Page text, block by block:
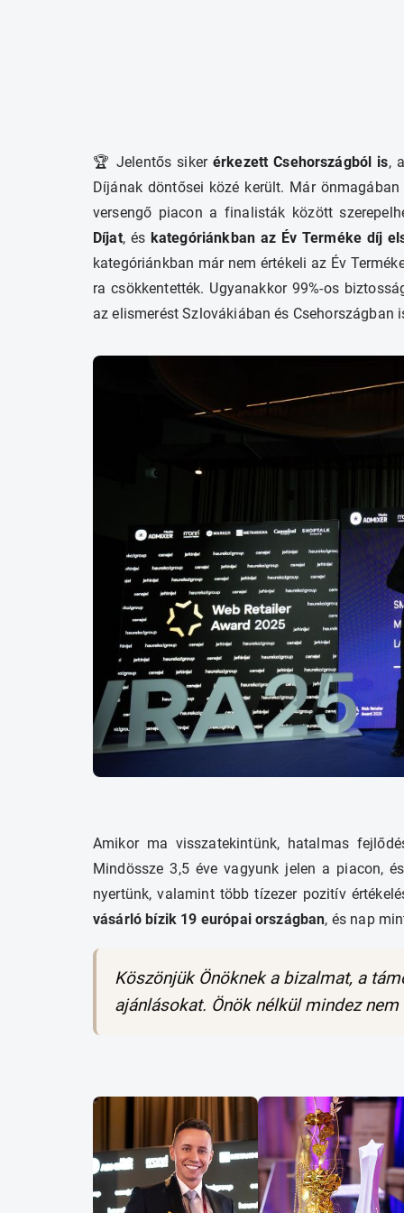
🏆 Jelentős siker érkezett Csehországból is,
Díjának döntősei közé került. Már
versengő piacon a finalisták között
Díjat, és kategóriánkban az Év Terméke díj
kategóriánkban már nem értékeli az Év
ra csökkentették. Ugyanakkor 99%-os
az elismerést Szlovákiában és Csehországban
Amikor ma visszatekintünk, hatalmas
Mindössze 3,5 éve vagyunk jelen a piacon,
nyertünk, valamint több tízezer pozitív
vásárló bízik 19 európai országban, és nap
Köszönjük Önöknek a bizalmat, a
ajánlásokat. Önök nélkül mindez